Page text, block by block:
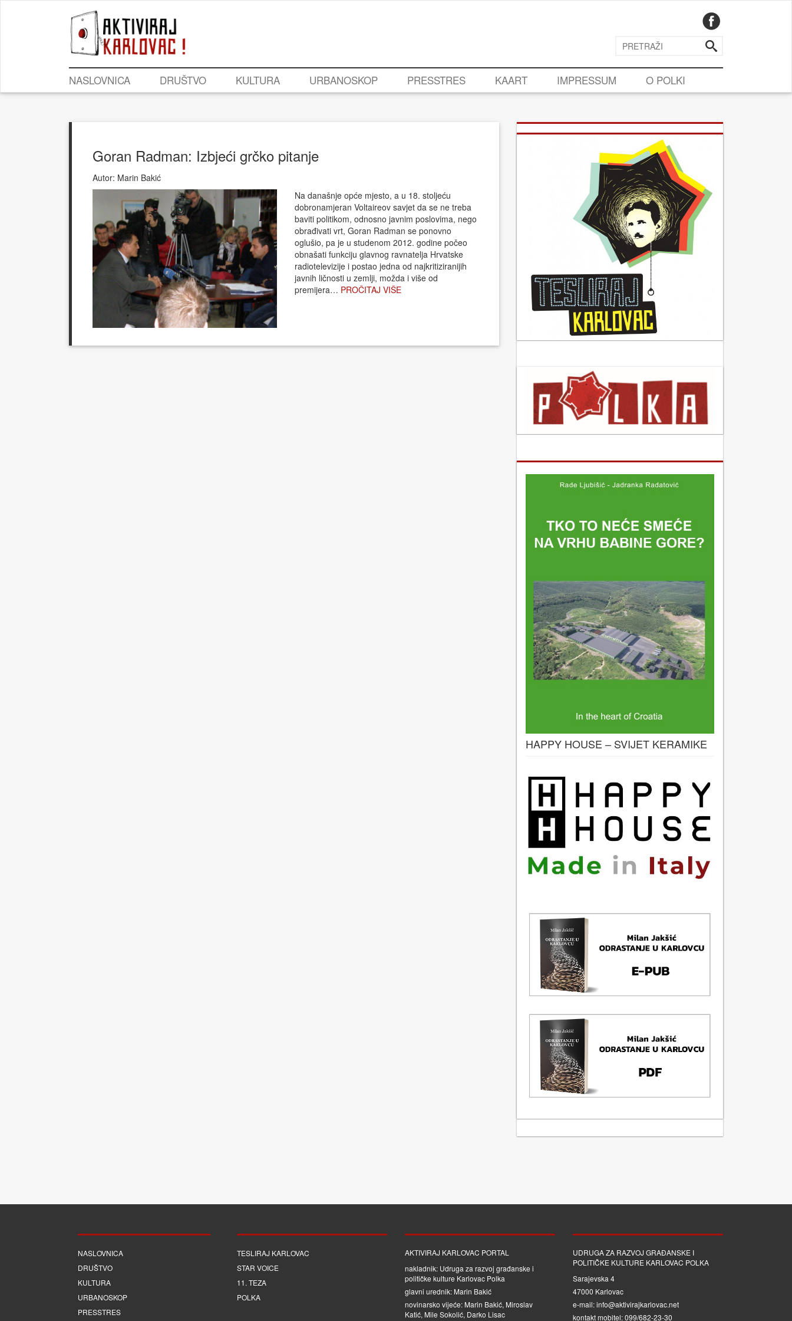
NASLOVNICA DRUŠTVO KULTURA URBANOSKOP PRESSTRES KAART IMPRESSUM O POLKI
Goran Radman: Izbjeći grčko pitanje
Autor: Marin Bakić
Na današnje opće mjesto, a u 18. stoljeću
dobronamjeran Voltaireov savjet da se ne treba
baviti politikom, odnosno javnim poslovima, nego
obrađivati vrt, Goran Radman se ponovno
oglušio, pa je u studenom 2012. godine počeo
obnašati funkciju glavnog ravnatelja Hrvatske
radiotelevizije i postao jedna od najkritiziranijih
javnih ličnosti u zemlji, možda i više od
premijera… PROČITAJ VIŠE
HAPPY HOUSE – SVIJET KERAMIKE
NASLOVNICA
DRUŠTVO
KULTURA
URBANOSKOP
PRESSTRES
TESLIRAJ KARLOVAC
STAR VOICE
11. TEZA
POLKA
AKTIVIRAJ KARLOVAC PORTAL
nakladnik: Udruga za razvoj građanske i
političke kulture Karlovac Polka
glavni urednik: Marin Bakić
novinarsko vijeće: Marin Bakić, Miroslav
Katić, Mile Sokolić, Darko Lisac
UDRUGA ZA RAZVOJ GRAĐANSKE I
POLITIČKE KULTURE KARLOVAC POLKA
Sarajevska 4
47000 Karlovac
e-mail: info@aktivirajkarlovac.net
kontakt mobitel: 099/682-23-30